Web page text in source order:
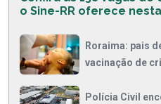
o Sine-RR oferece
Roraima: pais
vacinação de
Polícia Civil